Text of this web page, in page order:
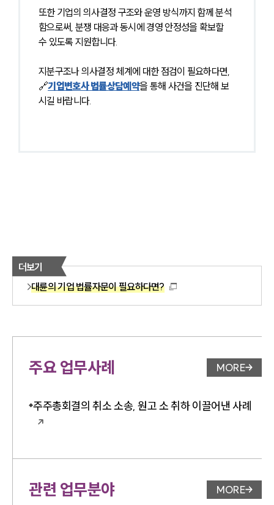
또한 기업의 의사결정 구조와 운영 방식까지 함께 분석
함으로써, 분쟁 대응과 동시에 경영 안정성을 확보할
수 있도록 지원합니다.
지분구조나 의사결정 체계에 대한 점검이 필요하다면,
🔗기업변호사 법률상담예약을 통해 사건을 진단해 보
시길 바랍니다.
더보기
대륜의 기업 법률자문이 필요하다면?
주요 업무사례 업무사례
MORE
주주총회결의 취소 소송, 원고 소 취하 이끌어낸 사례
관련 업무분야 업무분야
MORE